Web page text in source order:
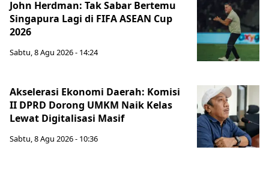
John Herdman: Tak Sabar Bertemu
Singapura Lagi di FIFA ASEAN Cup
2026
Sabtu, 8 Agu 2026 - 14:24
Akselerasi Ekonomi Daerah: Komisi
II DPRD Dorong UMKM Naik Kelas
Lewat Digitalisasi Masif
Sabtu, 8 Agu 2026 - 10:36